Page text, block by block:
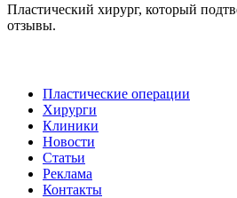
Пластический хирург, который
отзывы.
Пластические операции
Хирурги
Клиники
Новости
Статьи
Реклама
Контакты